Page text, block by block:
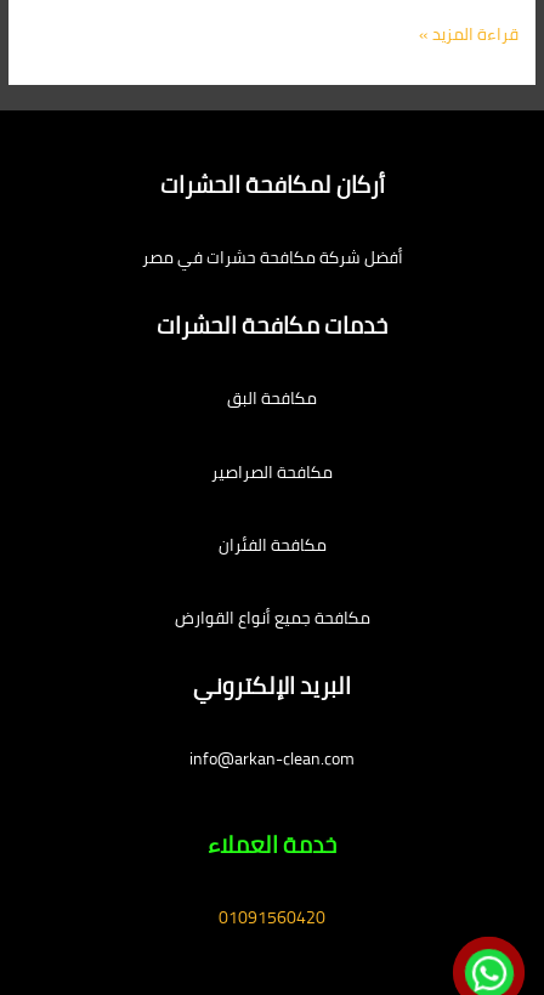
قراءة المزيد »
أركان لمكافحة الحشرات
أفضل شركة مكافحة حشرات في مصر
خدمات مكافحة الحشرات
مكافحة البق
مكافحة الصراصير
مكافحة الفئران
مكافحة جميع أنواع القوارض
البريد الإلكتروني
info@arkan-clean.com
خدمة العملاء
01091560420